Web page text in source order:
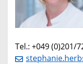
Tel.: +049 (0)201/